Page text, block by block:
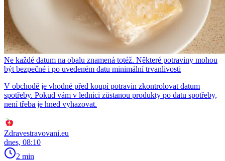
Ne každé datum na obalu znamená totéž. Některé potraviny mohou
být bezpečné i po uvedeném datu minimální trvanlivosti
V obchodě je vhodné před koupí potravin zkontrolovat datum
spotřeby. Pokud vám v lednici zůstanou produkty po datu spotřeby,
není třeba je hned vyhazovat.
Zdravestravovani.eu
dnes, 08:10
2 min